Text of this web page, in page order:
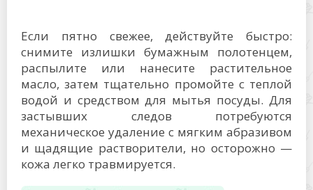
Если пятно свежее, действуйте быстро:
снимите излишки бумажным полотенцем,
распылите или нанесите растительное
масло, затем тщательно промойте с теплой
водой и средством для мытья посуды. Для
застывших следов потребуются
механическое удаление с мягким абразивом
и щадящие растворители, но осторожно —
кожа легко травмируется.